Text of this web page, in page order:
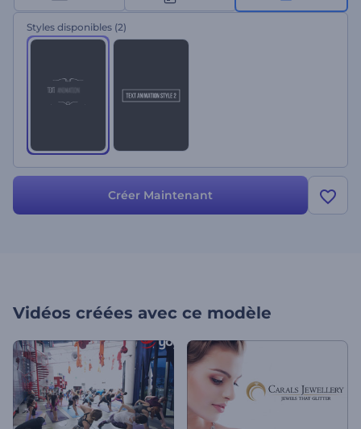
pour réaliser une vidéo véritablement personnalisée. Déposez votre
image ou vidéo, modifiez le texte, ajoutez ou choisissez de la
Styles disponibles (2)
Créer Maintenant
Vidéos créées avec ce modèle